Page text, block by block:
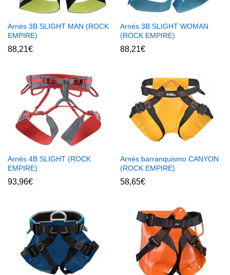
Arnés 3B SLIGHT MAN (ROCK
EMPIRE)
88,21€
Arnés 3B SLIGHT WOMAN
(ROCK EMPIRE)
88,21€
Arnés 4B SLIGHT (ROCK
EMPIRE)
93,96€
Arnés barranquismo CANYON
(ROCK EMPIRE)
58,65€